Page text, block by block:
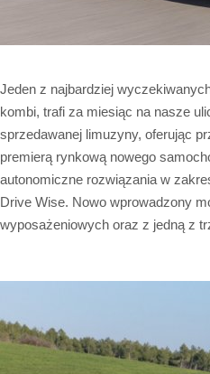
Jeden z najbardziej
kombi, trafi za miesiąc na nasze
sprzedawanej limuzyny, oferując
premierą rynkową nowego
autonomiczne rozwiązania w
Drive Wise. Nowo wprowadzony
wyposażeniowych oraz z jedną z